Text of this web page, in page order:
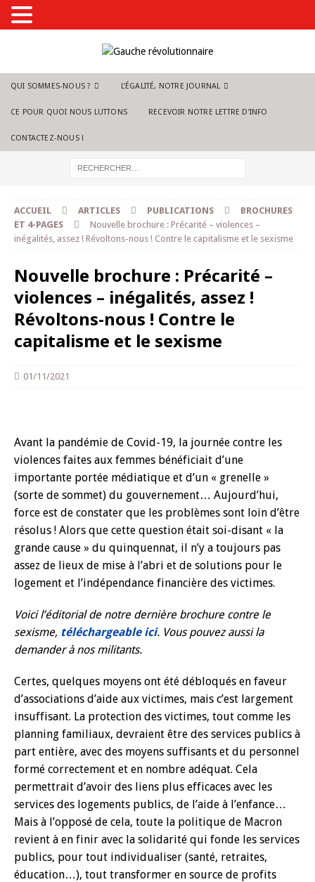
QUI SOMMES-NOUS ? L’ÉGALITÉ, NOTRE JOURNAL
CE POUR QUOI NOUS LUTTONS RECEVOIR NOTRE LETTRE D’INFO
CONTACTEZ-NOUS !
ACCUEIL ARTICLES PUBLICATIONS
BROCHURES
ET 4-PAGES
Nouvelle brochure : Précarité – violences –
inégalités, assez ! Révoltons-nous ! Contre le capitalisme et le sexisme
Nouvelle brochure : Précarité –
violences – inégalités, assez !
Révoltons-nous ! Contre le
capitalisme et le sexisme
01/11/2021
Avant la pandémie de Covid-19, la journée contre les
violences faites aux femmes bénéficiait d’une
importante portée médiatique et d’un « grenelle »
(sorte de sommet) du gouvernement… Aujourd’hui,
force est de constater que les problèmes sont loin d’être
résolus ! Alors que cette question était soi-disant « la
grande cause » du quinquennat, il n’y a toujours pas
assez de lieux de mise à l’abri et de solutions pour le
logement et l’indépendance financière des victimes.
Voici l’éditorial de notre dernière brochure contre le
sexisme, téléchargeable ici. Vous pouvez aussi la
demander à nos militants.
Certes, quelques moyens ont été débloqués en faveur
d’associations d’aide aux victimes, mais c’est largement
insuffisant. La protection des victimes, tout comme les
planning familiaux, devraient être des services publics à
part entière, avec des moyens suffisants et du personnel
formé correctement et en nombre adéquat. Cela
permettrait d’avoir des liens plus efficaces avec les
services des logements publics, de l’aide à l’enfance…
Mais à l’opposé de cela, toute la politique de Macron
revient à en finir avec la solidarité qui fonde les services
publics, pour tout individualiser (santé, retraites,
éducation…), tout transformer en source de profits